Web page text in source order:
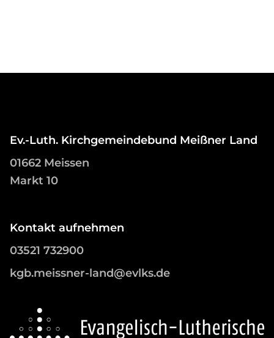
Ev.-Luth. Kirchgemeindebund Meißner Land
01662 Meissen
Markt 10
Kontakt aufnehmen
03521 732900
kgb.meissner-land@evlks.de